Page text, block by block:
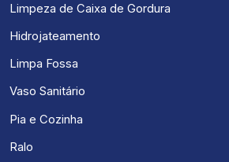
Limpeza de Caixa de Gordura
Hidrojateamento
Limpa Fossa
Vaso Sanitário
Pia e Cozinha
Ralo